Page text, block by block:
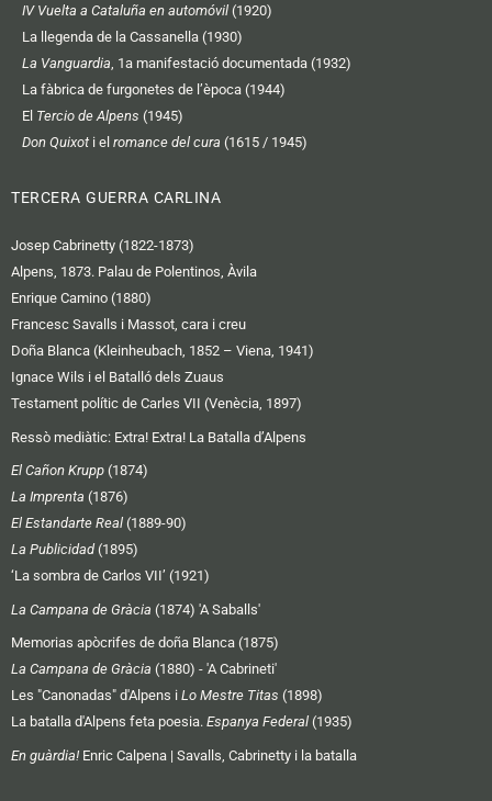
IV Vuelta a Cataluña en automóvil (1920)
La llegenda de la Cassanella (1930)
La Vanguardia , 1a manifestació documentada (1932)
La fàbrica de furgonetes de l’època (1944)
El Tercio de Alpens (1945)
Don Quixot i el romance del cura (1615 / 1945)
TERCERA GUERRA CARLINA
Josep Cabrinetty (1822-1873)
Alpens, 1873. Palau de Polentinos, Àvila
Enrique Camino (1880)
Francesc Savalls i Massot, cara i creu
Doña Blanca (Kleinheubach, 1852 – Viena, 1941)
Ignace Wils i el Batalló dels Zuaus
Testament polític de Carles VII (Venècia, 1897)
Ressò mediàtic: Extra! Extra! La Batalla d’Alpens
El Cañon Krupp (1874)
La Imprenta (1876)
El Estandarte Real (1889-90)
La Publicidad(1895)
‘La sombra de Carlos VII’ (1921)
La Campana de Gràcia (1874) 'A Saballs'
Memorias apòcrifes de doña Blanca (1875)
La Campana de Gràcia (1880) - 'A Cabrineti'
Les "Canonadas" d'Alpens i Lo Mestre Titas (1898)
La batalla d'Alpens feta poesia. Espanya Federal (1935)
En guàrdia! Enric Calpena | Savalls, Cabrinetty i la batalla